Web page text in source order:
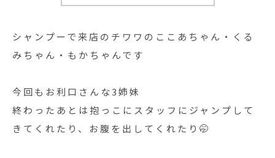
シャンプーで来店のチワワのここあちゃん・くる
みちゃん・もかちゃんです
今回もお利口さんな3姉妹
終わったあとは抱っこにスタッフにジャンプして
きてくれたり、お腹を出してくれたり🤭